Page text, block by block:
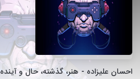
احسان علیزاده - هنر، گذشته، حال و آینده